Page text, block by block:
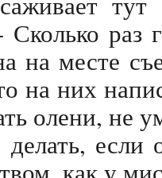
раз
на месте
на них
олени, не
если